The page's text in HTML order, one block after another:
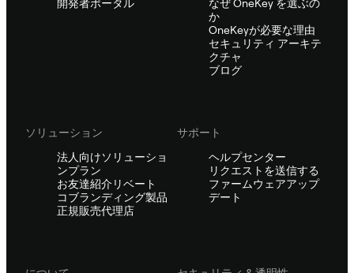
開発者ポータル
なぜ OneKey を選ぶの
か
OneKeyが必要な理由
セキュリティ アーキテ
クチャ
ブログ
ソリューション
法人向けソリューショ
ンプラン
お友達紹介リベート
コブランディング製品
正規販売代理店
サポート
ヘルプセンター
リクエストを送信する
ファームウェアアップ
デート